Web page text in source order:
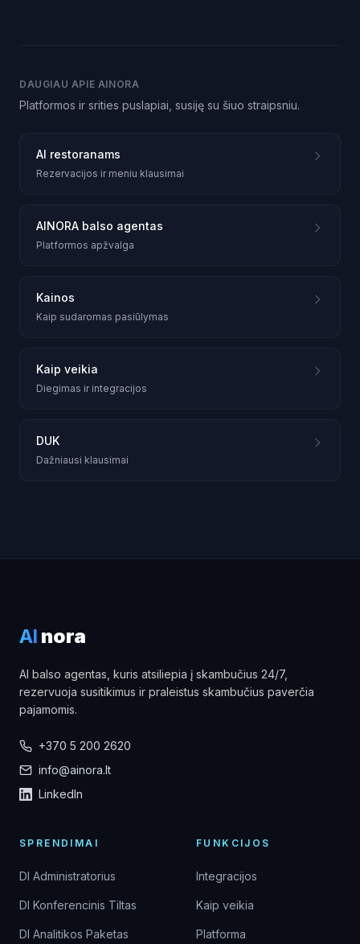
DAUGIAU APIE AINORA
Platformos ir srities puslapiai, susiję su šiuo straipsniu.
AI restoranams
Rezervacijos ir meniu klausimai
AINORA balso agentas
Platformos apžvalga
Kainos
Kaip sudaromas pasiūlymas
Kaip veikia
Diegimas ir integracijos
DUK
Dažniausi klausimai
AI nora
AI balso agentas, kuris atsiliepia į skambučius 24/7,
rezervuoja susitikimus ir praleistus skambučius paverčia
pajamomis.
+370 5 200 2620
info@ainora.lt
LinkedIn
SPRENDIMAI
DI Administratorius
DI Konferencinis Tiltas
DI Analitikos Paketas
FUNKCIJOS
Integracijos
Kaip veikia
Platforma